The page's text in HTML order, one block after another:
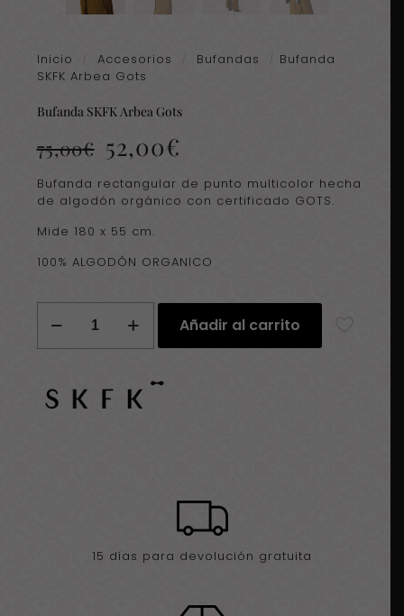
Inicio Accesorios Bufandas
Bufanda
SKFK Arbea Gots
Bufanda SKFK Arbea Gots
75,00€ El
precio
original
era:
75,00€.
52,00€
actual
es:
52,00€.
Bufanda rectangular de punto multicolor hecha
de algodón orgánico con certificado GOTS.
Mide 180 x 55 cm.
100% ALGODÓN ORGANICO
SKFK
Arbea
Añadir al carrito
15 días para devolución gratuita